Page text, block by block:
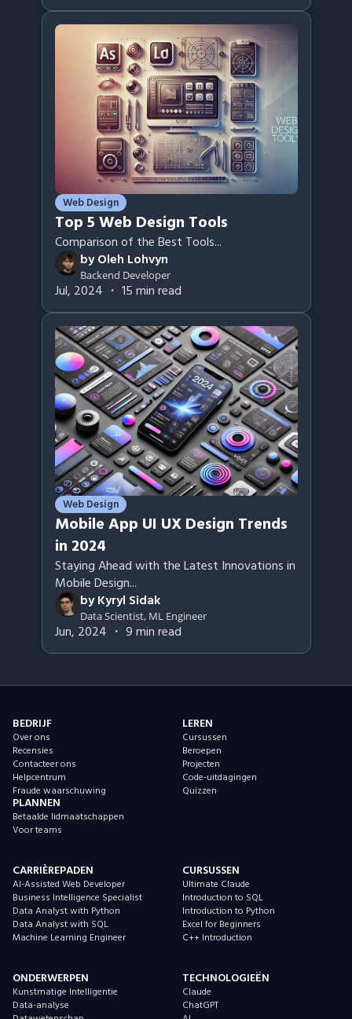
Web Design
Top 5 Web Design Tools
Comparison of the Best Tools...
byOleh Lohvyn
Backend Developer
Jul, 2024 ・ 15min read
Web Design
Mobile App UI UX Design Trends
in 2024
Staying Ahead with the Latest Innovations in
Mobile Design...
byKyryl Sidak
Data Scientist, ML Engineer
Jun, 2024 ・ 9min read
BEDRIJF
Over ons
Recensies
Contacteer ons
Helpcentrum
Fraude waarschuwing
PLANNEN
Betaalde lidmaatschappen
Voor teams
LEREN
Cursussen
Beroepen
Projecten
Code-uitdagingen
Quizzen
CARRIÈREPADEN
AI-Assisted Web Developer
Business Intelligence Specialist
Data Analyst with Python
Data Analyst with SQL
Machine Learning Engineer
CURSUSSEN
Ultimate Claude
Introduction to SQL
Introduction to Python
Excel for Beginners
C++ Introduction
ONDERWERPEN
Kunstmatige Intelligentie
Data-analyse
TECHNOLOGIEËN
Claude
ChatGPT